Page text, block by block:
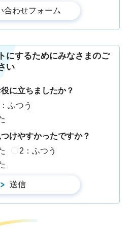
にするためにみなさまのご
い
に立ちましたか？
ふつう
けやすかったですか？
2：ふつう